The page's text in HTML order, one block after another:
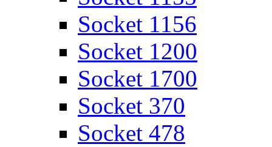
Socket 1156
Socket 1200
Socket 1700
Socket 370
Socket 478